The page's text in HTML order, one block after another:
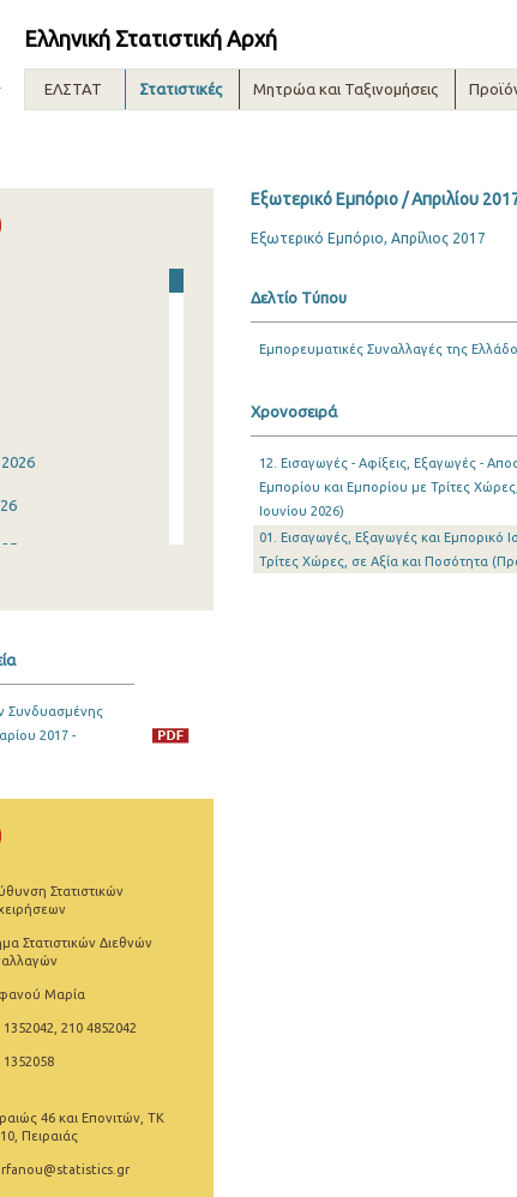
Ελληνική Στατιστική Αρχή
ΕΛΣΤΑΤ Στατιστικές Μητρώα και Ταξινομήσεις
Συνδυασμένης
2017 -
Στατιστικών
Στατιστικών Διεθνών
Μαρία
1352042, 210 4852042
1352058
46 και Επονιτών, ΤΚ
Πειραιάς
Εξωτερικό Εμπόριο / Απριλίου
Εξωτερικό Εμπόριο, Απρίλιος 2017
Δελτίο Τύπου
Εμπορευματικές Συναλλαγές της
Χρονοσειρά
12. Εισαγωγές - Αφίξεις, Εξαγωγές -
Εμπορίου και Εμπορίου με Τρίτες
Ιουνίου 2026)
01. Εισαγωγές, Εξαγωγές και Εμπορικό
Τρίτες Χώρες, σε Αξία και Ποσότητα